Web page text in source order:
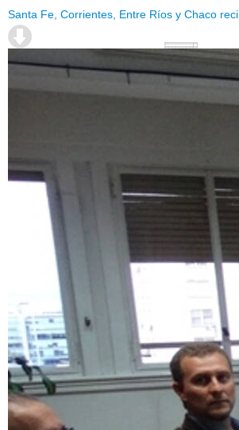
Santa Fe, Corrientes, Entre Ríos y Chaco